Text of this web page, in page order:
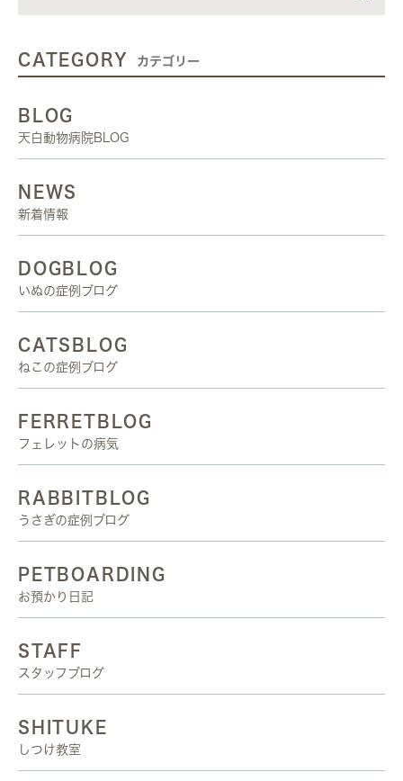
CATEGORY カテゴリー
BLOG
天白動物病院BLOG
NEWS
新着情報
DOGBLOG
いぬの症例ブログ
CATSBLOG
ねこの症例ブログ
FERRETBLOG
フェレットの病気
RABBITBLOG
うさぎの症例ブログ
PETBOARDING
お預かり日記
STAFF
スタッフブログ
SHITUKE
しつけ教室